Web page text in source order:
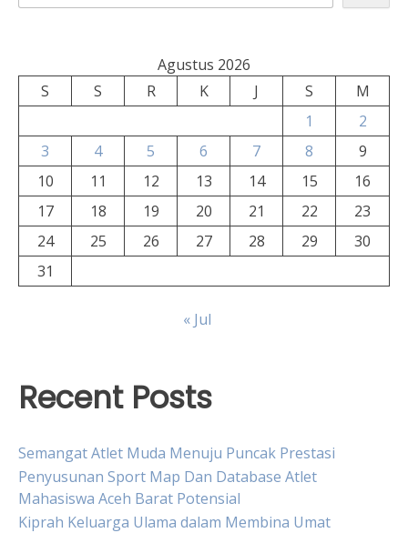
Agustus 2026
S
S R K J S
M
1
2
3
4 5 6 7 8
9
10
11 12 13 14 15
16
17
18 19 20 21 22
23
24
25 26 27 28 29
30
31
« Jul
Recent Posts
Semangat Atlet Muda Menuju Puncak Prestasi
Penyusunan Sport Map Dan Database Atlet
Mahasiswa Aceh Barat Potensial
Kiprah Keluarga Ulama dalam Membina Umat